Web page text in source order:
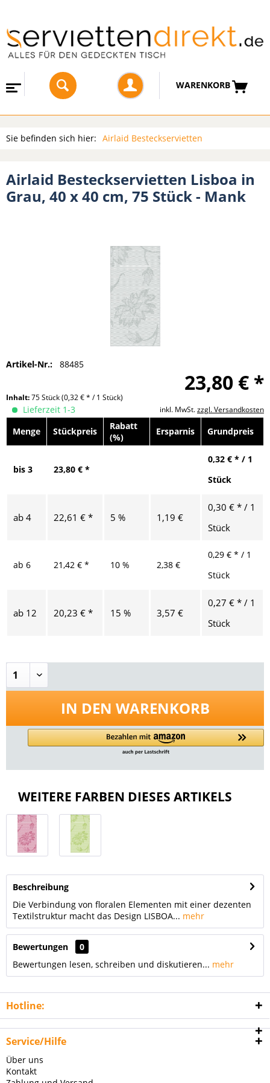
WARENKORB
Sie befinden sich hier: Airlaid Besteckservietten
Airlaid Besteckservietten Lisboa in
Grau, 40 x 40 cm, 75 Stück - Mank
Artikel-Nr.: 88485
23,80 € *
Inhalt:75 Stück(0,32 € * / 1 Stück)
inkl. MwSt.zzgl. Versandkosten
Lieferzeit 1-3
Menge
Stückpreis
Rabatt
(%)
Ersparnis Grundpreis
bis 3 23,80 € *
0,32 € * / 1
Stück
ab 4 22,61 € * 5 % 1,19 €
0,30 € * / 1
Stück
ab 6 21,42 € * 10 % 2,38 €
0,29 € * / 1
Stück
ab 12 20,23 € * 15 % 3,57 €
0,27 € * / 1
Stück
IN DEN WARENKORB
WEITERE FARBEN DIESES ARTIKELS
Beschreibung
Die Verbindung von floralen Elementen mit einer dezenten
Textilstruktur macht das Design LISBOA... mehr
Bewertungen
0
Bewertungen lesen, schreiben und diskutieren... mehr
Hotline:
Service/Hilfe
Über uns
Kontakt